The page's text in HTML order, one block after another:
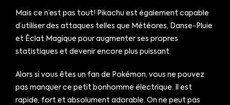
Mais ce n’est pas tout! Pikachu est également capable
d’utiliser des attaques telles que Météores, Danse-Pluie
et Éclat Magique pour augmenter ses propres
statistiques et devenir encore plus puissant.
Alors si vous êtes un fan de Pokémon, vous ne pouvez
pas manquer ce petit bonhomme électrique. Il est
rapide, fort et absolument adorable. On ne peut pas